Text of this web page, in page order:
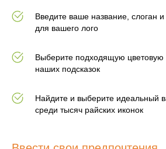
Введите ваше название, слоган
для вашего лого
Выберите подходящую
наших подсказок
Найдите и выберите идеальный
среди тысяч райских иконок